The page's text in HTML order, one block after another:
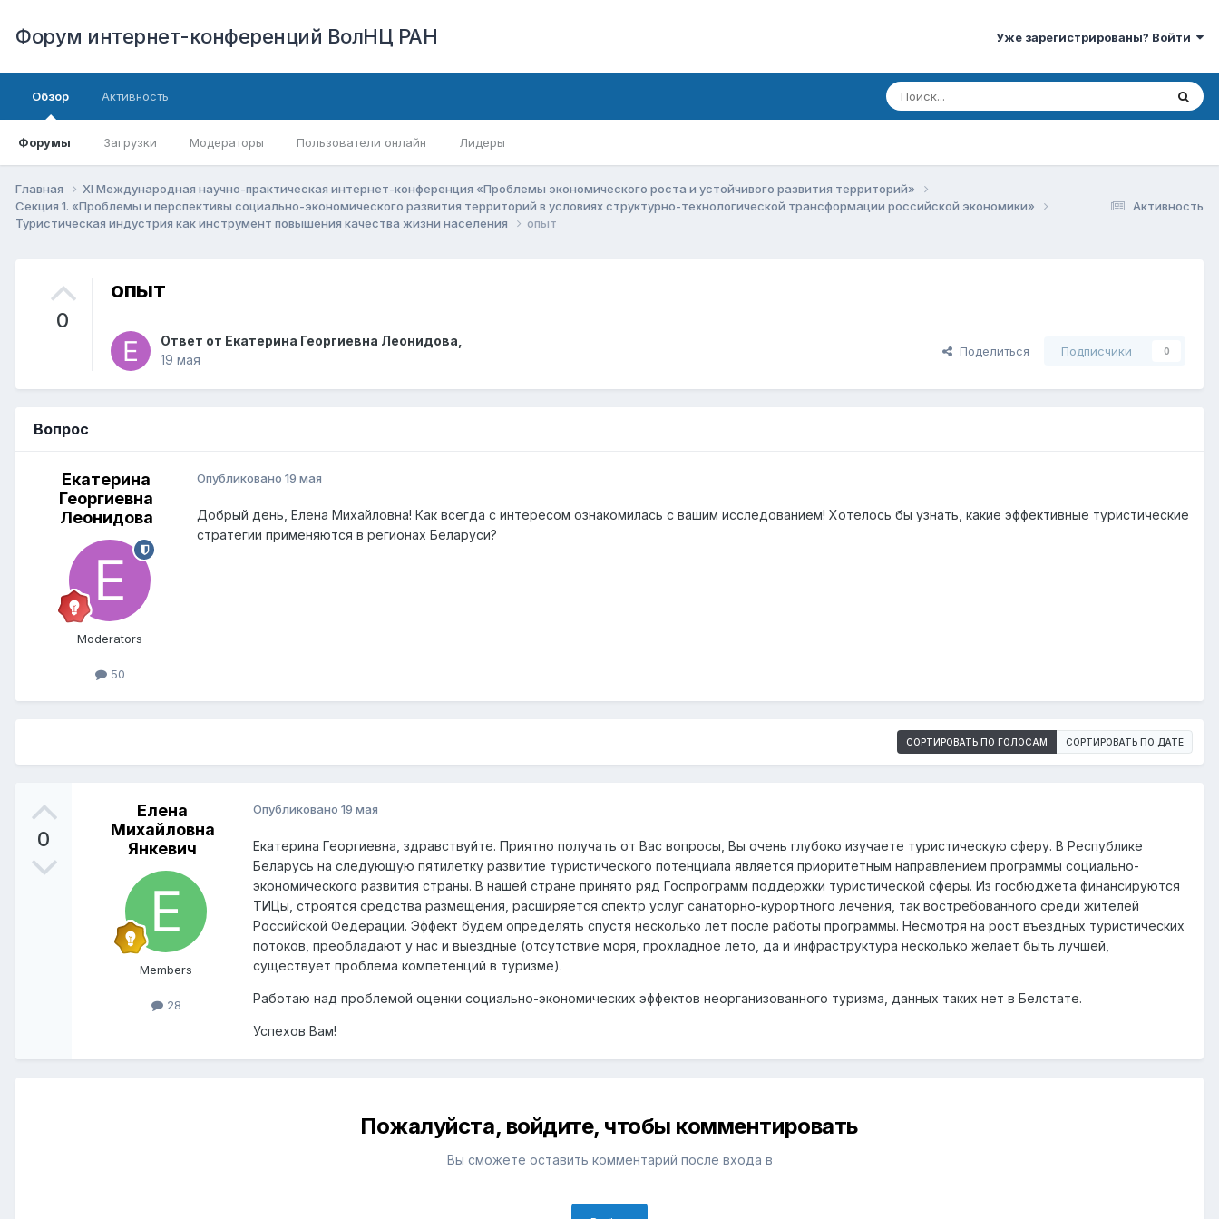
Форум интернет-конференций ВолНЦ РАН Уже зарегистрированы? Войти
Обзор
Форумы Загрузки Модераторы Пользователи онлайн Лидеры
Активность
Активность
Главная
XI Международная научно-практическая интернет-конференция «Проблемы экономического роста и устойчивого развития территорий»
Секция 1. «Проблемы и перспективы социально-экономического развития территорий в условиях структурно-технологической трансформации российской экономики»
Туристическая индустрия как инструмент повышения качества жизни населения
опыт
0
опыт
Ответ от Екатерина Георгиевна Леонидова
19 мая
Поделиться Подписчики 0
Вопрос
Екатерина
Георгиевна
Леонидова
Moderators
50
Опубликовано 19 мая
Добрый день, Елена Михайловна! Как всегда с интересом ознакомилась с вашим исследованием! Хотелось бы узнать, какие эффективные туристические
стратегии применяются в регионах Беларуси?
СОРТИРОВАТЬ ПО ГОЛОСАМ СОРТИРОВАТЬ ПО ДАТЕ
0
Елена
Михайловна
Янкевич
Members
28
Опубликовано 19 мая
Екатерина Георгиевна, здравствуйте. Приятно получать от Вас вопросы, Вы очень глубоко изучаете туристическую сферу. В Республике
Беларусь на следующую пятилетку развитие туристического потенциала является приоритетным направлением программы социально-
экономического развития страны. В нашей стране принято ряд Госпрограмм поддержки туристической сферы. Из госбюджета финансируются
ТИЦы, строятся средства размещения, расширяется спектр услуг санаторно-курортного лечения, так востребованного среди жителей
Российской Федерации. Эффект будем определять спустя несколько лет после работы программы. Несмотря на рост въездных туристических
потоков, преобладают у нас и выездные (отсутствие моря, прохладное лето, да и инфраструктура несколько желает быть лучшей,
существует проблема компетенций в туризме).
Работаю над проблемой оценки социально-экономических эффектов неорганизованного туризма, данных таких нет в Белстате.
Успехов Вам!
Пожалуйста, войдите, чтобы комментировать
Вы сможете оставить комментарий после входа в